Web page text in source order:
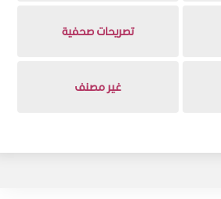
تصريحات صحفية
غير مصنف